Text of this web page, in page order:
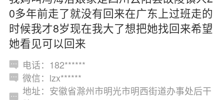
0多年前走了就没有回来在广东上过班走的
时候我才8岁现在我大了想把她找回来希望
她看见可以回来
电话：182******
微信：lzx******
地址：安徽省滁州市明光市明西街道办事处后干